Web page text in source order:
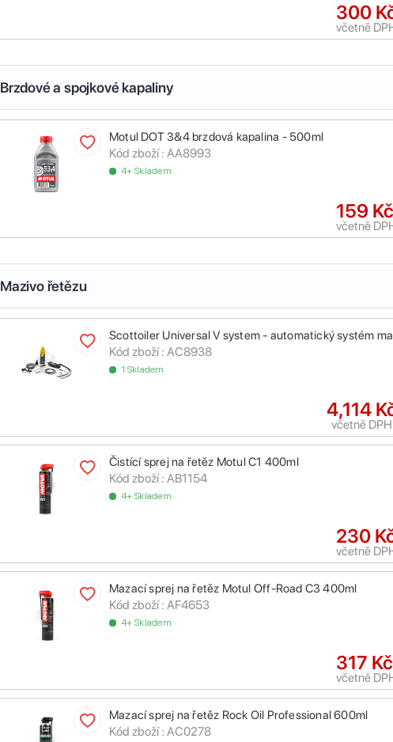
300
včetně
Brzdové a spojkové kapaliny
Motul DOT 3&4 brzdová kapalina - 500ml
Kód zboží : AA8993
4+ Skladem
159 Kč
včetně
Mazivo řetězu
Scottoiler Universal V system - automatický systém
Kód zboží : AC8938
1 Skladem
4,114
včetně DPH
Čistící sprej na řetěz Motul C1 400ml
Kód zboží : AB1154
4+ Skladem
230
včetně
Mazací sprej na řetěz Motul Off-Road C3 400ml
Kód zboží : AF4653
4+ Skladem
317 Kč
včetně
Mazací sprej na řetěz Rock Oil Professional 600ml
Kód zboží : AC0278